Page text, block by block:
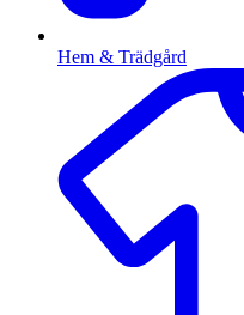
Hem & Trädgård